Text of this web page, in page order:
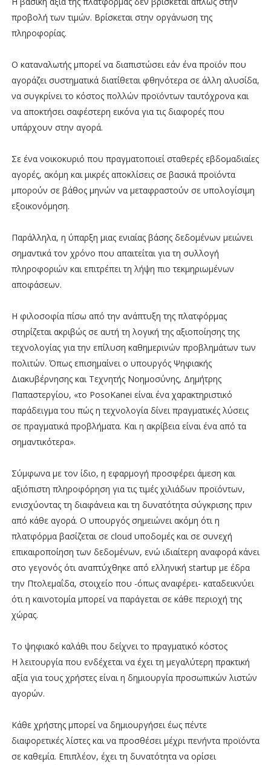
προβολή των τιμών. Βρίσκεται στην οργάνωση της
πληροφορίας.
Ο καταναλωτής μπορεί να διαπιστώσει εάν ένα προϊόν που
αγοράζει συστηματικά διατίθεται φθηνότερα σε άλλη αλυσίδα,
να συγκρίνει το κόστος πολλών προϊόντων ταυτόχρονα και
να αποκτήσει σαφέστερη εικόνα για τις διαφορές που
υπάρχουν στην αγορά.
Σε ένα νοικοκυριό που πραγματοποιεί σταθερές εβδομαδιαίες
αγορές, ακόμη και μικρές αποκλίσεις σε βασικά προϊόντα
μπορούν σε βάθος μηνών να μεταφραστούν σε υπολογίσιμη
εξοικονόμηση.
Παράλληλα, η ύπαρξη μιας ενιαίας βάσης δεδομένων μειώνει
σημαντικά τον χρόνο που απαιτείται για τη συλλογή
πληροφοριών και επιτρέπει τη λήψη πιο τεκμηριωμένων
αποφάσεων.
Η φιλοσοφία πίσω από την ανάπτυξη της πλατφόρμας
στηρίζεται ακριβώς σε αυτή τη λογική της αξιοποίησης της
τεχνολογίας για την επίλυση καθημερινών προβλημάτων των
πολιτών. Όπως επισημαίνει ο υπουργός Ψηφιακής
Διακυβέρνησης και Τεχνητής Νοημοσύνης, Δημήτρης
Παπαστεργίου, «το PosoKanei είναι ένα χαρακτηριστικό
παράδειγμα του πώς η τεχνολογία δίνει πραγματικές λύσεις
σε πραγματικά προβλήματα. Και η ακρίβεια είναι ένα από τα
σημαντικότερα».
Σύμφωνα με τον ίδιο, η εφαρμογή προσφέρει άμεση και
αξιόπιστη πληροφόρηση για τις τιμές χιλιάδων προϊόντων,
ενισχύοντας τη διαφάνεια και τη δυνατότητα σύγκρισης πριν
από κάθε αγορά. Ο υπουργός σημειώνει ακόμη ότι η
πλατφόρμα βασίζεται σε cloud υποδομές και σε συνεχή
επικαιροποίηση των δεδομένων, ενώ ιδιαίτερη αναφορά κάνει
στο γεγονός ότι αναπτύχθηκε από ελληνική startup με έδρα
την Πτολεμαΐδα, στοιχείο που -όπως αναφέρει- καταδεικνύει
ότι η καινοτομία μπορεί να παράγεται σε κάθε περιοχή της
χώρας.
Το ψηφιακό καλάθι που δείχνει το πραγματικό κόστος
Η λειτουργία που ενδέχεται να έχει τη μεγαλύτερη πρακτική
αξία για τους χρήστες είναι η δημιουργία προσωπικών λιστών
αγορών.
Κάθε χρήστης μπορεί να δημιουργήσει έως πέντε
διαφορετικές λίστες και να προσθέσει μέχρι πενήντα προϊόντα
σε καθεμία. Επιπλέον, έχει τη δυνατότητα να ορίσει